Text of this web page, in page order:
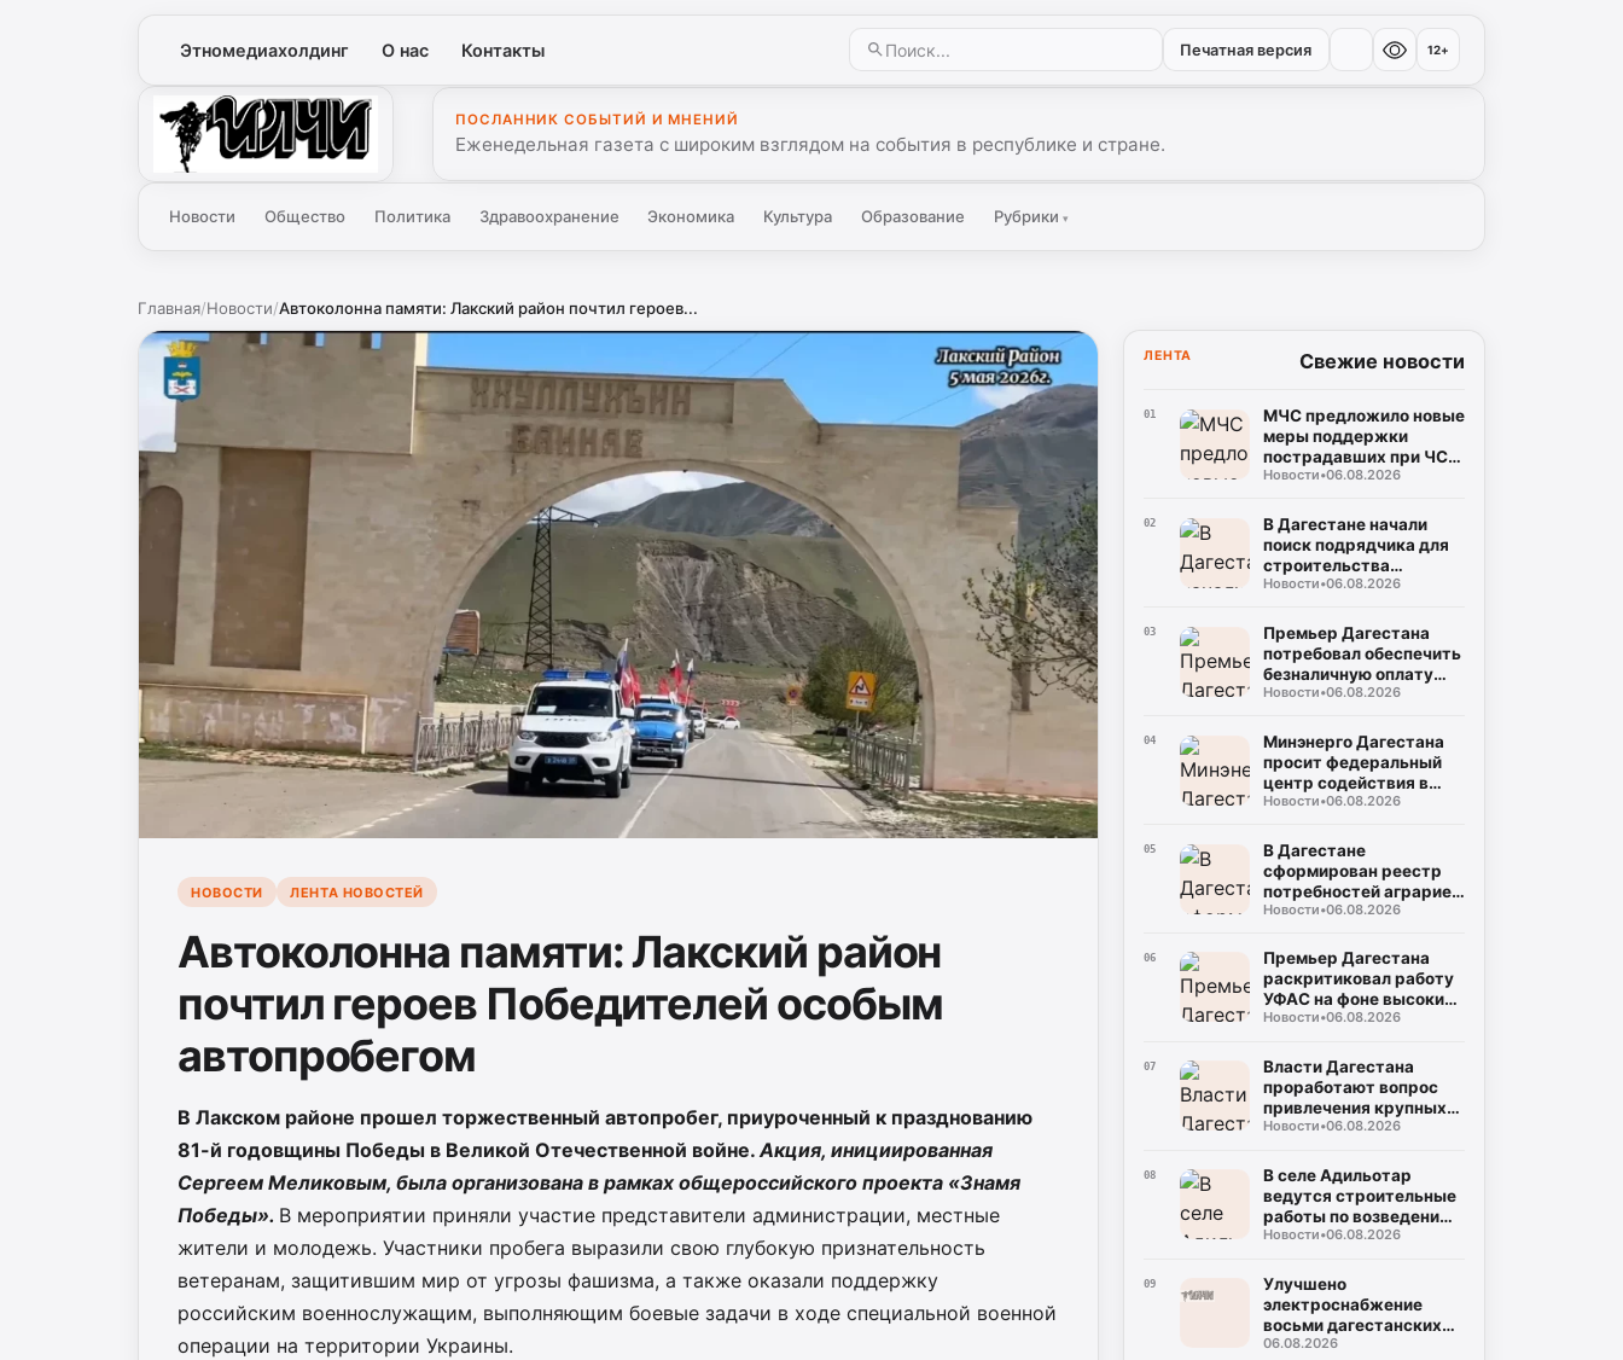
Этномедиахолдинг О нас Контакты Печатная версия 12+
Илчи
ПОСЛАННИК СОБЫТИЙ И МНЕНИЙ
Еженедельная газета с широким взглядом на события в республике и стране.
Новости Общество Политика Здравоохранение Экономика Культура Образование Рубрики ▾
Главная/Новости/Автоколонна памяти: Лакский район почтил героев...
НОВОСТИ ЛЕНТА НОВОСТЕЙ
Автоколонна памяти: Лакский район
почтил героев Победителей особым
автопробегом
В Лакском районе прошел торжественный автопробег, приуроченный к празднованию
81-й годовщины Победы в Великой Отечественной войне.Акция, инициированная
Сергеем Меликовым, была организована в рамках общероссийского проекта «Знамя
Победы». В мероприятии приняли участие представители администрации, местные
жители и молодежь. Участники пробега выразили свою глубокую признательность
ветеранам, защитившим мир от угрозы фашизма, а также оказали поддержку
российским военнослужащим, выполняющим боевые задачи в ходе специальной военной
операции на территории Украины.
ЛЕНТА Свежие новости
01
МЧС предложило новые
меры поддержки
пострадавших при ЧС:
кредитные каникулы и
Новости•06.08.2026
02
В Дагестане начали
поиск подрядчика для
строительства
северного обхода
Новости•06.08.2026
03
Премьер Дагестана
потребовал обеспечить
безналичную оплату
проезда во всем
транспорте
Новости•06.08.2026
04
Минэнерго Дагестана
просит федеральный
центр содействия в
поставках оплаченного
Новости•06.08.2026
05
В Дагестане
сформирован реестр
потребностей аграриев
в ГСМ на период
Новости•06.08.2026
06
Премьер Дагестана
раскритиковал работу
УФАС на фоне высоких
цен на топливо
Новости•06.08.2026
07
Власти Дагестана
проработают вопрос
привлечения крупных
нефтяных компаний на
Новости•06.08.2026
08
В селе Адильотар
ведутся строительные
работы по возведению
новой школы и
футбола
Новости•06.08.2026
09
Улучшено
электроснабжение
восьми дагестанских
населенных пунктов
06.08.2026